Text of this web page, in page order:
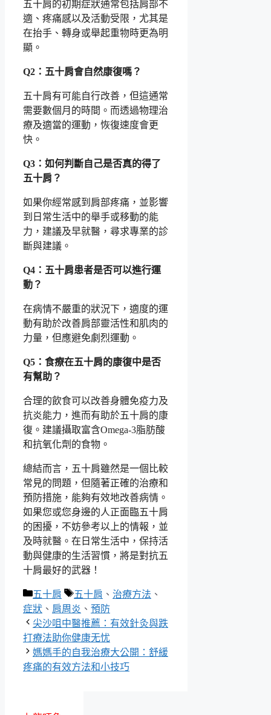
五十肩的初期症狀通常包括肩部不
適、疼痛感以及活動受限，尤其是
在抬手、轉身或舉起重物時更為明
顯。
Q2：五十肩會自然康復嗎？
五十肩有可能自行改善，但這通常
需要數個月的時間。而透過物理治
療及適當的運動，恢復速度會更
快。
Q3：如何判斷自己是否真的得了
五十肩？
如果你經常感到肩部疼痛，並影響
到日常生活中的舉手或移動的能
力，建議及早就醫，尋求專業的診
斷與建議。
Q4：五十肩患者是否可以進行運
動？
在病情不嚴重的狀況下，適度的運
動有助於改善肩部靈活性和肌肉的
力量，但應避免劇烈運動。
Q5：食療在五十肩的康復中是否
有幫助？
合理的飲食可以改善身體免疫力及
抗炎能力，進而有助於五十肩的康
復。建議攝取富含Omega-3脂肪酸
和抗氧化劑的食物。
總結而言，五十肩雖然是一個比較
常見的問題，但隨著正確的治療和
預防措施，能夠有效地改善病情。
如果您或您身邊的人正面臨五十肩
的困擾，不妨參考以上的情報，並
及時就醫。在日常生活中，保持活
動與健康的生活習慣，將是對抗五
十肩最好的武器！
分
類
五十肩
標
籤
五十肩 、 治療方法 、
症狀 、 肩周炎 、 預防
尖沙咀中醫推薦：有效針灸與跌
打療法助你健康无忧
媽媽手的自我治療大公開：舒緩
疼痛的有效方法和小技巧